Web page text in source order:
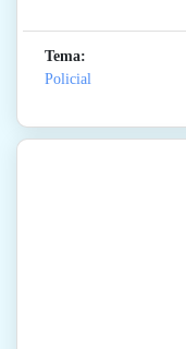
Tema:
Policial